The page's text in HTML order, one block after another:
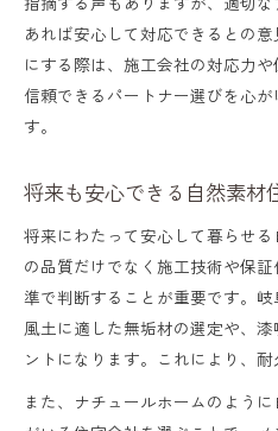
あれば安心して対応できるとの
にする際は、施工会社の対応力や
信頼できるパートナー選びを心
す。
将来も安心できる自然素材
将来にわたって安心して暮らせ
の品質だけでなく施工技術や保
準で判断することが重要です。
風土に適した無垢材の選定や、
ントになります。これにより、耐
また、ナチュールホームのよう